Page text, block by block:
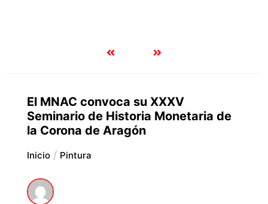
El MNAC convoca su XXXV
Seminario de Historia Monetaria de
la Corona de Aragón
Inicio Pintura